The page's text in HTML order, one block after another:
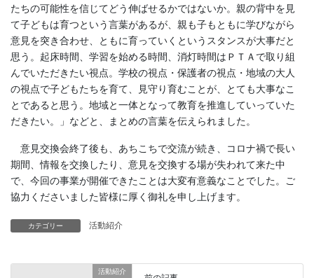
たちの可能性を信じてどう伸ばせるかではないか。親の背中を見
て子どもは育つという言葉があるが、親も子もともに学びながら
意見を突き合わせ、ともに育っていくというスタンスが大事だと
思う。起床時間、学習を始める時間、消灯時間はＰＴＡで取り組
んでいただきたい視点。学校の視点・保護者の視点・地域の大人
の視点で子どもたちを育て、見守り育むことが、とても大事なこ
とであると思う。地域と一体となって教育を推進していっていた
だきたい。」などと、まとめの言葉を伝えられました。
意見交換会終了後も、あちこちで交流が続き、コロナ禍で長い
期間、情報を交換したり、意見を交換する場が失われて来た中
で、今回の事業が開催できたことは大変有意義なことでした。ご
協力くださいました皆様に厚く御礼を申し上げます。
カテゴリー 活動紹介
活動紹介